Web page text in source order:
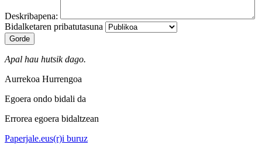
Deskribapena:
Bidalketaren pribatutasuna
Gorde
Apal hau hutsik dago.
Aurrekoa Hurrengoa
Egoera ondo bidali da
Errorea egoera bidaltzean
Paperjale.eus(r)i buruz